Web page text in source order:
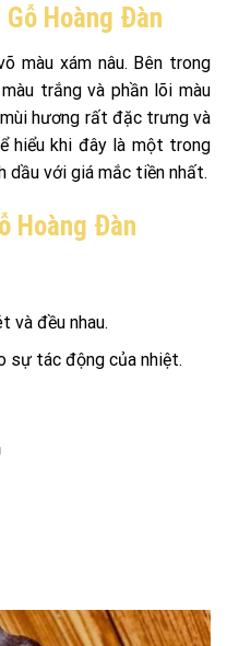
Hoàng Đàn
màu xám nâu. Bên trong
trắng và phần lõi màu
hương rất đặc trưng và
hiểu khi đây là một trong
với giá mắc tiền nhất.
Hoàng Đàn
và đều nhau.
sự tác động của nhiệt.